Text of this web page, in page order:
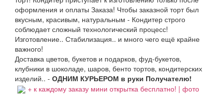
оформления и оплаты Заказа! Чтобы заказной торт был
вкусным, красивым, натуральным - Кондитер строго
соблюдает сложный технологический процесс!
Изготовление.. Стабилизация.. и много чего ещё крайне
важного!
Доставка цветов, букетов и подарков, фуд-букетов,
клубники в шоколаде, шаров, бенто тортов, кондитерских
изделий.. - ОДНИМ КУРЬЕРОМ в руки Получателю!
+ к каждому заказу мини открытка бесплатно! | фото